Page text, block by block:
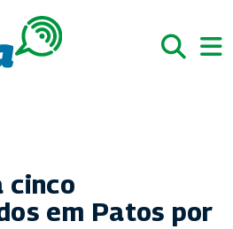
cinco
em Patos por